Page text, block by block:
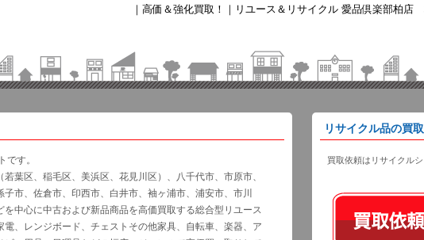
｜高価＆強化買取！｜リユース＆リサイクル 愛品倶楽部
です。
葉区、稲毛区、美浜区、花見川区）、八千代市、市原市、
市、佐倉市、印西市、白井市、袖ヶ浦市、浦安市、市川
中心に中古および新品商品を高価買取する総合型リユース
、レンジボード、チェストその他家具、自転車、楽器、ア
リサイクル品の買
買取依頼はリサイクル